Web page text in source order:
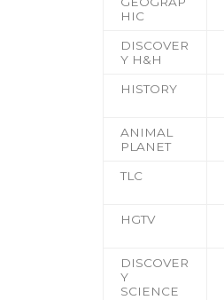
HIC
DISCOVER
Y H&H
HISTORY
ANIMAL
PLANET
TLC
HGTV
DISCOVER
Y
SCIENCE